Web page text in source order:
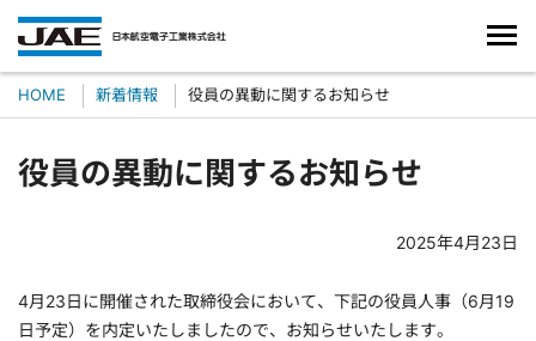
HOME 新着情報 役員の異動に関するお知らせ
役員の異動に関するお知らせ
2025年4月23日
4月23日に開催された取締役会において、下記の役員人事（6月19
日予定）を内定いたしましたので、お知らせいたします。